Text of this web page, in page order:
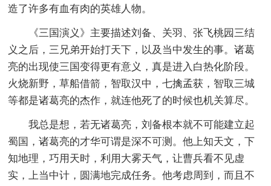
造了许多有血有肉的英雄人物。
《三国演义》主要描述刘备、关羽、张飞桃园三结
义之后，三兄弟开始打天下，以及当中发生的事。诸葛
亮的出现使三国变得更有意义，真是进入白热化阶段。
火烧新野，草船借箭，智取汉中，七擒孟获，智取三城
等都是诸葛亮的杰作，就连他死了的时候也机关算尽。
我总是想，若无诸葛亮，刘备根本就不可能建立起
蜀国，诸葛亮的才华可谓是深不可测。他上知天文，下
知地理，巧用天时，利用大雾天气，让曹兵看不见虚
实，上当中计，圆满地完成任务。他考虑周到，而且不